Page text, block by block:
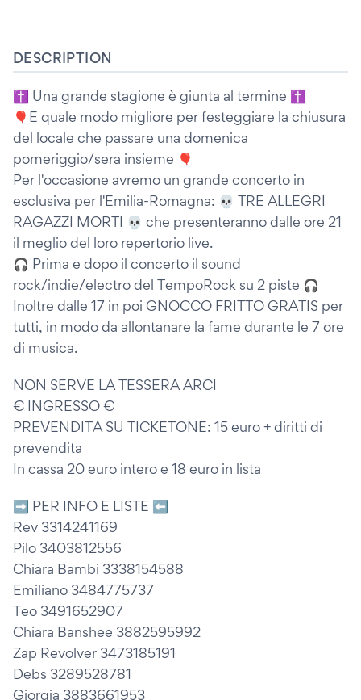
DESCRIPTION
✝️ Una grande stagione è giunta al termine ✝️
🎈E quale modo migliore per festeggiare la chiusura
del locale che passare una domenica
pomeriggio/sera insieme 🎈
Per l'occasione avremo un grande concerto in
esclusiva per l'Emilia-Romagna: 💀 TRE ALLEGRI
RAGAZZI MORTI 💀 che presenteranno dalle ore 21
il meglio del loro repertorio live.
🎧 Prima e dopo il concerto il sound
rock/indie/electro del TempoRock su 2 piste 🎧
Inoltre dalle 17 in poi GNOCCO FRITTO GRATIS per
tutti, in modo da allontanare la fame durante le 7 ore
di musica.
NON SERVE LA TESSERA ARCI
€ INGRESSO €
PREVENDITA SU TICKETONE: 15 euro + diritti di
prevendita
In cassa 20 euro intero e 18 euro in lista
➡︎ PER INFO E LISTE ⬅︎
Rev 3314241169
Pilo 3403812556
Chiara Bambi 3338154588
Emiliano 3484775737
Teo 3491652907
Chiara Banshee 3882595992
Zap Revolver 3473185191
Debs 3289528781
Giorgia 3883661953